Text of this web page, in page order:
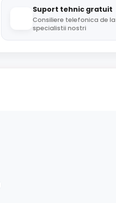
Suport tehnic gratuit
Consiliere telefonica de la
specialistii nostri